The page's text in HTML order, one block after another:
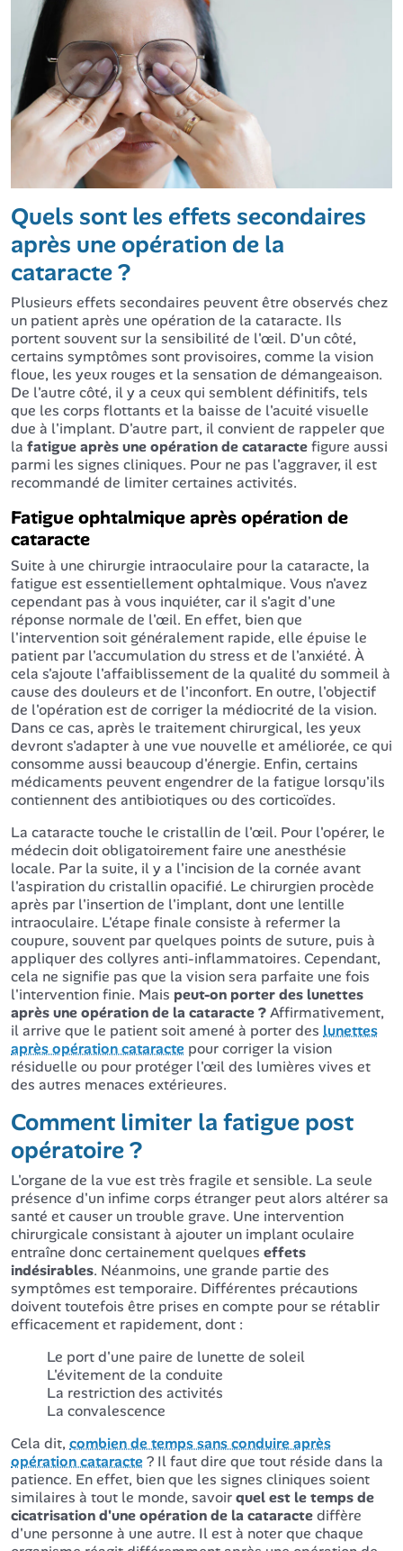
Quels sont les effets secondaires
après une opération de la
cataracte ?
Plusieurs effets secondaires peuvent être observés chez
un patient après une opération de la cataracte. Ils
portent souvent sur la sensibilité de l'œil. D'un côté,
certains symptômes sont provisoires, comme la vision
floue, les yeux rouges et la sensation de démangeaison.
De l'autre côté, il y a ceux qui semblent définitifs, tels
que les corps flottants et la baisse de l'acuité visuelle
due à l'implant. D'autre part, il convient de rappeler que
la fatigue après une opération de cataractefigure aussi
parmi les signes cliniques. Pour ne pas l'aggraver, il est
recommandé de limiter certaines activités.
Fatigue ophtalmique après opération de
cataracte
Suite à une chirurgie intraoculaire pour la cataracte, la
fatigue est essentiellement ophtalmique. Vous n'avez
cependant pas à vous inquiéter, car il s'agit d'une
réponse normale de l'œil. En effet, bien que
l'intervention soit généralement rapide, elle épuise le
patient par l'accumulation du stress et de l'anxiété. À
cela s'ajoute l'affaiblissement de la qualité du sommeil à
cause des douleurs et de l'inconfort. En outre, l'objectif
de l'opération est de corriger la médiocrité de la vision.
Dans ce cas, après le traitement chirurgical, les yeux
devront s'adapter à une vue nouvelle et améliorée, ce qui
consomme aussi beaucoup d'énergie. Enfin, certains
médicaments peuvent engendrer de la fatigue lorsqu'ils
contiennent des antibiotiques ou des corticoïdes.
La cataracte touche le cristallin de l'œil. Pour l'opérer, le
médecin doit obligatoirement faire une anesthésie
locale. Par la suite, il y a l'incision de la cornée avant
l'aspiration du cristallin opacifié. Le chirurgien procède
après par l'insertion de l'implant, dont une lentille
intraoculaire. L'étape finale consiste à refermer la
coupure, souvent par quelques points de suture, puis à
appliquer des collyres anti-inflammatoires. Cependant,
cela ne signifie pas que la vision sera parfaite une fois
l'intervention finie. Mais peut-on porter des lunettes
après une opération de la cataracte ?Affirmativement,
il arrive que le patient soit amené à porter des lunettes
après opération cataracte pour corriger la vision
résiduelle ou pour protéger l'œil des lumières vives et
des autres menaces extérieures.
Comment limiter la fatigue post
opératoire ?
L'organe de la vue est très fragile et sensible. La seule
présence d'un infime corps étranger peut alors altérer sa
santé et causer un trouble grave. Une intervention
chirurgicale consistant à ajouter un implant oculaire
entraîne donc certainement quelques effets
indésirables. Néanmoins, une grande partie des
symptômes est temporaire. Différentes précautions
doivent toutefois être prises en compte pour se rétablir
efficacement et rapidement, dont :
Le port d'une paire de lunette de soleil
L'évitement de la conduite
La restriction des activités
La convalescence
Cela dit,combien de temps sans conduire après
opération cataracte? Il faut dire que tout réside dans la
patience. En effet, bien que les signes cliniques soient
similaires à tout le monde, savoirquel est le temps de
cicatrisation d'une opération de la cataractediffère
d'une personne à une autre. Il est à noter que chaque